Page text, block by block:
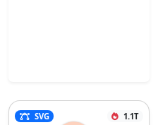
SVG 1.1T